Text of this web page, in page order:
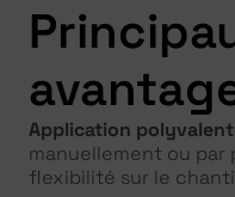
Application
manuellement ou
flexibilité sur le